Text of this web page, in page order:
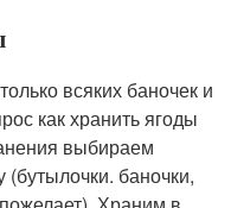
всяких баночек и
как хранить ягоды
выбираем
баночки,